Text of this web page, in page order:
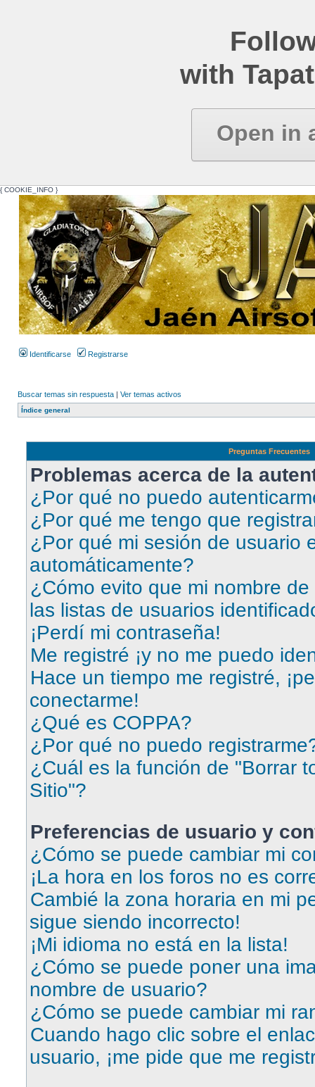
with
Open in
{ COOKIE_INFO }
Identificarse Registrarse
Buscar temas sin respuesta | Ver temas activos
Índice general
Preguntas Frecuentes
Problemas acerca de la
¿Por qué no puedo
¿Por qué me tengo que
¿Por qué mi sesión de usuario
automáticamente?
¿Cómo evito que mi nombre
las listas de usuarios
¡Perdí mi contraseña!
Me registré ¡y no me puedo
Hace un tiempo me registré,
conectarme!
¿Qué es COPPA?
¿Por qué no puedo
¿Cuál es la función de "Borrar
Sitio"?
Preferencias de usuario y
¿Cómo se puede cambiar mi
¡La hora en los foros no es
Cambié la zona horaria en mi
sigue siendo incorrecto!
¡Mi idioma no está en la lista!
¿Cómo se puede poner una
nombre de usuario?
¿Cómo se puede cambiar mi
Cuando hago clic sobre el
usuario, ¡me pide que me